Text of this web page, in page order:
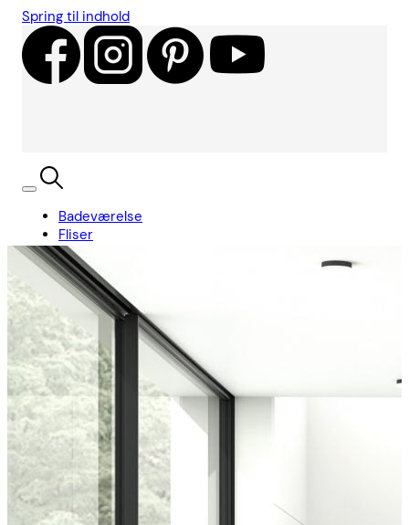
Spring til indhold
Badeværelse
Fliser
Showroom
Kundecases
Showroom Søg KurvBook
indretningskonsulent